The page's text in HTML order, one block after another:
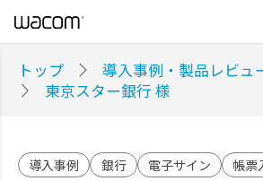
トップ
導入事例・製品レビュ
東京スター銀行 様
導入事例 銀行 電子サイン 帳票